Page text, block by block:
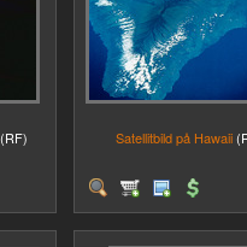
(RF) Satellitbild på Hawaii